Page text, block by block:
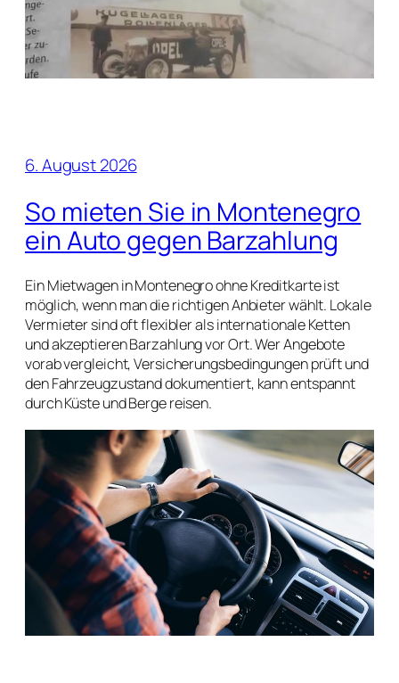
6. August 2026
So mieten Sie in Montenegro
ein Auto gegen Barzahlung
Ein Mietwagen in Montenegro ohne Kreditkarte ist
möglich, wenn man die richtigen Anbieter wählt. Lokale
Vermieter sind oft flexibler als internationale Ketten
und akzeptieren Barzahlung vor Ort. Wer Angebote
vorab vergleicht, Versicherungsbedingungen prüft und
den Fahrzeugzustand dokumentiert, kann entspannt
durch Küste und Berge reisen.